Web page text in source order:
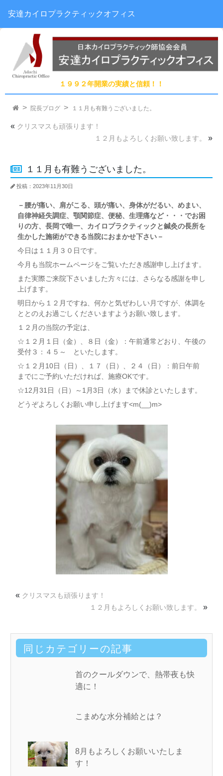
１９９２年開業の実績と信頼！！
安達カイロプラクティックオフィス
院長ブログ １１月も有難うございました。
« クリスマスも頑張ります！
１２月もよろしくお願い致します。
»
１１月も有難うございました。
投稿：2023年11月30日
－腰が痛い、肩がこる、頭が痛い、身体がだるい、めまい、
自律神経失調症、顎関節症、便秘、生理痛など・・・でお困
りの方、長岡で唯一、カイロプラクティックと鍼灸の長所を
生かした施術ができる当院におまかせ下さい－
今日は１１月３０日です。
今月も当院ホームページをご覧いただき感謝申し上げます。
また実際ご来院下さいました方々には、さらなる感謝を申し
上げます。
明日から１２月ですね、何かと気ぜわしい月ですが、体調を
ととのえお過ごしくださいますようお願い致します。
１２月の当院の予定は、
☆１２月１日（金）、８日（金）：午前通常どおり、午後の
受付３：４５～ といたします。
☆１２月10日（日）、１７（日）、２４（日）：前日午前
までにご予約いただければ、施療OKです。
☆12月31日（日）～1月3日（水）まで休診といたします。
どうぞよろしくお願い申し上げます<m(__)m>
« クリスマスも頑張ります！
１２月もよろしくお願い致します。
»
同じカテゴリーの記事
首のクールダウンで、熱帯夜も快
適に！
こまめな水分補給とは？
8月もよろしくお願いいたしま
す！